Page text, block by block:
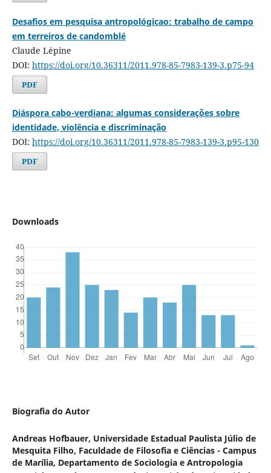
Desafios em pesquisa antropológicao: trabalho de campo
em terreiros de candomblé
Claude Lépine
DOI: https://doi.org/10.36311/2011.978-85-7983-139-3.p75-94
PDF
Diáspora cabo-verdiana: algumas considerações sobre
identidade, violência e discriminação
DOI: https://doi.org/10.36311/2011.978-85-7983-139-3.p95-130
PDF
Downloads
Biografia do Autor
Andreas Hofbauer, Universidade Estadual Paulista Júlio de
Mesquita Filho, Faculdade de Filosofia e Ciências - Campus
de Marília, Departamento de Sociologia e Antropologia